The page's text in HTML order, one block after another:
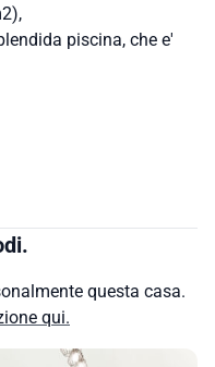
piscina, che e'
questa casa.
qui.